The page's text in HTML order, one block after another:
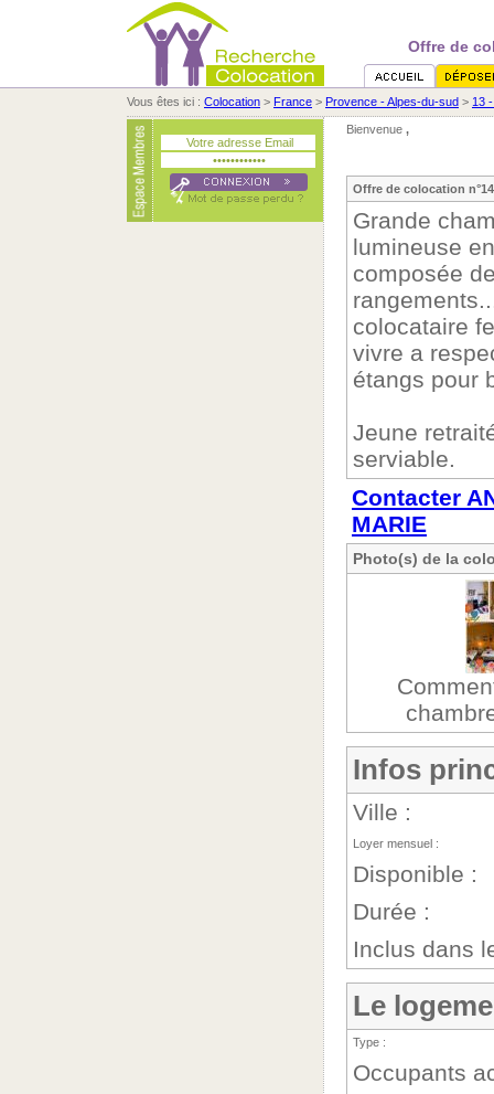
Offre de
Vous êtes ici : Colocation > France > Provence - Alpes-du-sud > 13
Bienvenue ,
Offre de colocation
Grande
lumineuse
composée
colocataire
vivre a
étangs pour
Jeune
serviable.
Contacter
MARIE
Photo(s) de la
Infos
Ville :
Loyer mensuel :
Disponible :
Durée :
Inclus dans
Le
Type :
Occupants